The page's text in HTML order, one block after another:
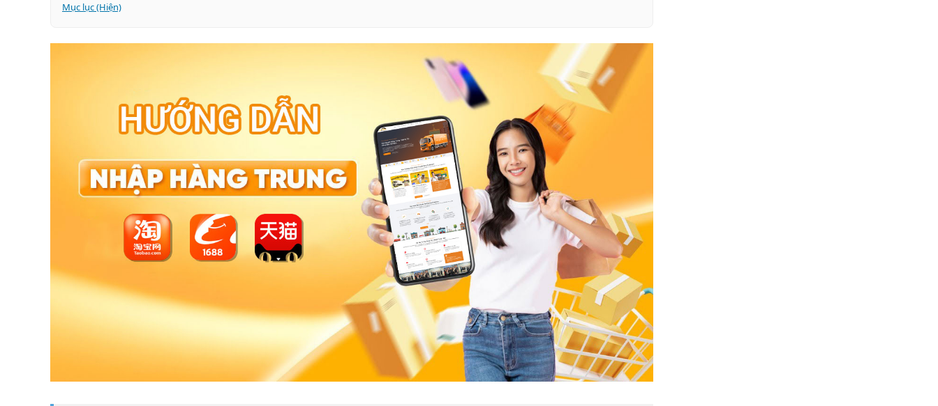
Mục lục (Hiện)
So sánh nhanh 3 sàn: Taobao - 1688 - Tmall
NHỮNG KHÓ KHĂN THƯỜNG GẶP KHI ORDER HÀNG TRUNG QUỐC
Bước 1: Tạo tài khoản và chuẩn bị thanh toán
Bước 2: Tìm kiếm sản phẩm và chọn shop uy tín
Bước 4: Thanh toán đơn hàng
Bước 5: Vận chuyển hàng về Việt Nam
5 Kinh nghiệm thực tế khi order hàng Trung Quốc
Cách order nhanh - tiết kiệm - dễ làm nhất
Hoa Nam Logistics - Chúng tôi đồng hành cùng bạn trên hành trình nhập hàng